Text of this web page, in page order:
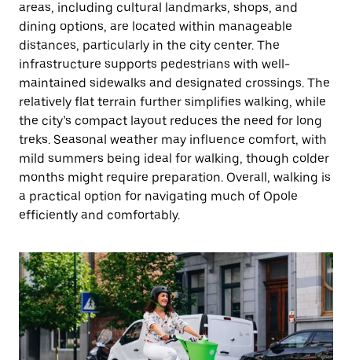
areas, including cultural landmarks, shops, and
dining options, are located within manageable
distances, particularly in the city center. The
infrastructure supports pedestrians with well-
maintained sidewalks and designated crossings. The
relatively flat terrain further simplifies walking, while
the city’s compact layout reduces the need for long
treks. Seasonal weather may influence comfort, with
mild summers being ideal for walking, though colder
months might require preparation. Overall, walking is
a practical option for navigating much of Opole
efficiently and comfortably.